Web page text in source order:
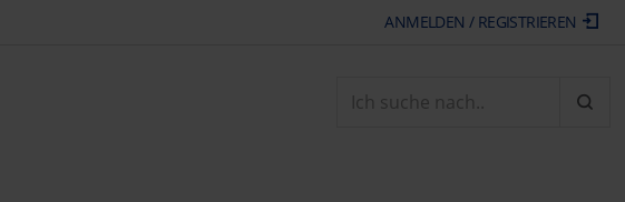
ANMELDEN / REGISTRIEREN